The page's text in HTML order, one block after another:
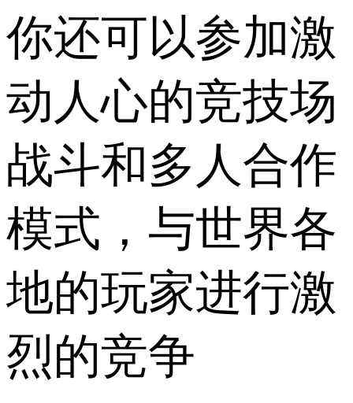
你还可以参加激
动人心的竞技场
战斗和多人合作
模式，与世界各
地的玩家进行激
烈的竞争